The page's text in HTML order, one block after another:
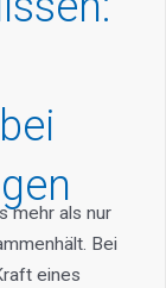
mehr als nur
Bei
eines